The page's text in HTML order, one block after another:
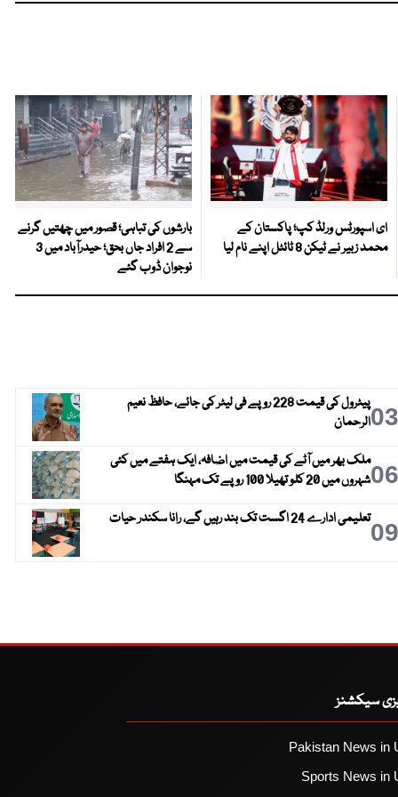
ای اسپورٹس ورلڈ کپ؛ پاکستان کے
محمد زبیر نے ٹیکن 8 ٹائٹل اپنے نام لیا
بارشوں کی تباہی؛ قصور میں چھتیں گرنے
سے 2 افراد جاں بحق؛ حیدرآباد میں 3
نوجوان ڈوب گئے
03
پیٹرول کی قیمت 228 روپے فی لیٹر کی جائے، حافظ نعیم
الرحمان
06ملک بھر میں آٹے کی قیمت میں اضافہ، ایک ہفتے میں کئی
شہروں میں 20 کلو تھیلا 100 روپے تک مہنگا
09تعلیمی ادارے 24 اگست تک بند رہیں گے، رانا سکندر حیات
سیکشنز
Pakistan News in
Sports News in